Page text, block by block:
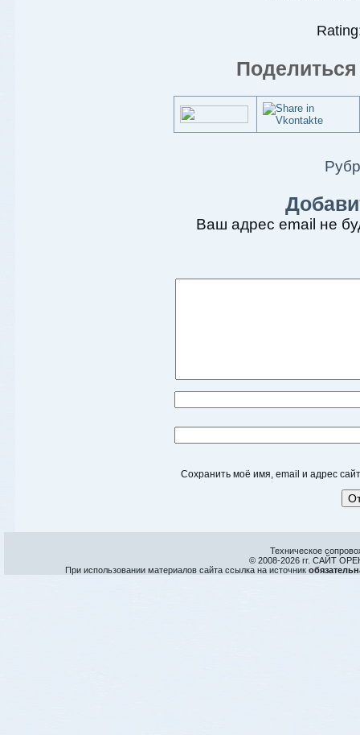
Ваш адрес email не
Сохранить моё имя, email и адрес
Техническое
© 2008-2026 гг. САЙТ
При использовании материалов сайта ссылка на источник